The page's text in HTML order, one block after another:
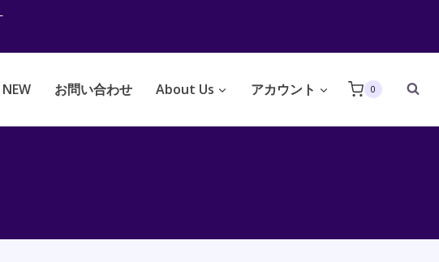
NEW お問い合わせ About Us アカウント 0